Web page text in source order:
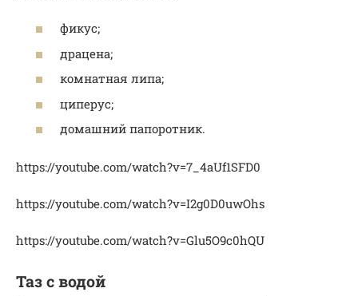
фикус;
драцена;
комнатная липа;
циперус;
домашний папоротник.
https://youtube.com/watch?v=7_4aUf1SFD0
https://youtube.com/watch?v=I2g0D0uwOhs
https://youtube.com/watch?v=Glu5O9c0hQU
Таз с водой